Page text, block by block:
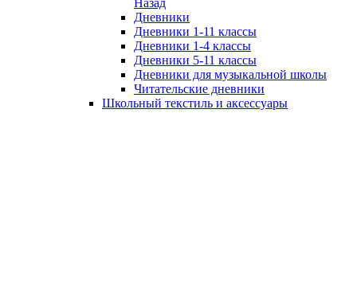
Дневники
Дневники 1-11 классы
Дневники 1-4 классы
Дневники 5-11 классы
Дневники для музыкальной школы
Читательские дневники
Школьный текстиль и аксессуары